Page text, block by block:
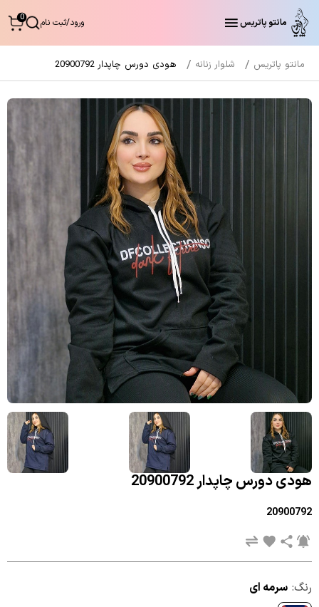
مانتو پاتریس ورود/ثبت نام 0
مانتو پاتریس شلوار زنانه هودی دورس چاپدار 20900792
هودی دورس چاپدار 20900792
20900792
رنگ: سرمه ای